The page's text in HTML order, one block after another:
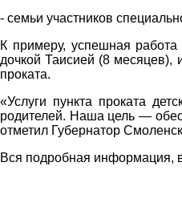
- семьи участников
К примеру, успешная
дочкой Таисией (8 месяцев),
проката.
«Услуги пункта проката
родителей. Наша цель —
отметил Губернатор
Вся подробная информация,